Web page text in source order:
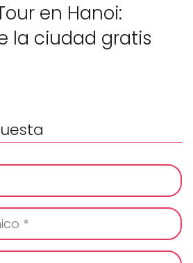
en Hanoi:
la ciudad gratis